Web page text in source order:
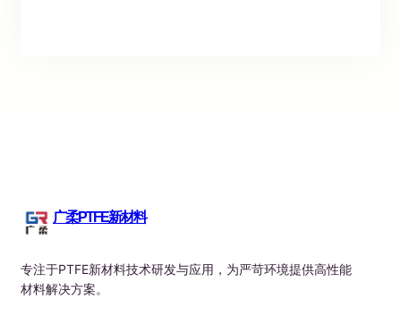
广柔PTFE新材料
专注于PTFE新材料技术研发与应用，为严苛环境提供高性能
材料解决方案。